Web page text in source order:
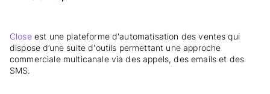
Close est une plateforme d'automatisation des ventes qui
dispose d’une suite d'outils permettant une approche
commerciale multicanale via des appels, des emails et des
SMS.